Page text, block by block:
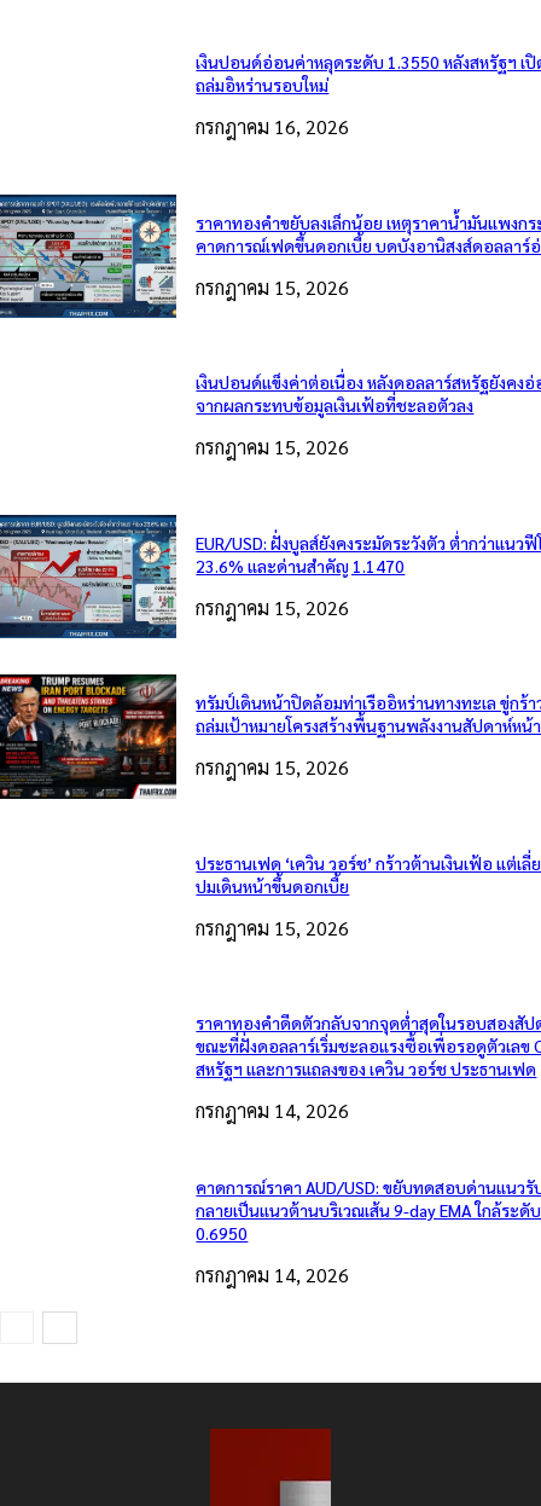
เงินปอนด์อ่อนค่าหลุดระดับ 1.3550 หลังสหรัฐฯ เ
ถล่มอิหร่านรอบใหม่
กรกฎาคม 16, 2026
ราคาทองคำขยับลงเล็กน้อย เหตุราคาน้ำมันแพงก
คาดการณ์เฟดขึ้นดอกเบี้ย บดบังอานิสงส์ดอลลาร์
กรกฎาคม 15, 2026
เงินปอนด์แข็งค่าต่อเนื่อง หลังดอลลาร์สหรัฐยังคง
จากผลกระทบข้อมูลเงินเฟ้อที่ชะลอตัวลง
กรกฎาคม 15, 2026
EUR/USD: ฝั่งบูลส์ยังคงระมัดระวังตัว ต่ำกว่าแนว
23.6% และด่านสำคัญ 1.1470
กรกฎาคม 15, 2026
ทรัมป์เดินหน้าปิดล้อมท่าเรืออิหร่านทางทะเล ขู่กร้า
ถล่มเป้าหมายโครงสร้างพื้นฐานพลังงานสัปดาห์หน้า
กรกฎาคม 15, 2026
ประธานเฟด ‘เควิน วอร์ช’ กร้าวต้านเงินเฟ้อ แต่เลี่
ปมเดินหน้าขึ้นดอกเบี้ย
กรกฎาคม 15, 2026
ราคาทองคำดีดตัวกลับจากจุดต่ำสุดในรอบสองสัป
ขณะที่ฝั่งดอลลาร์เริ่มชะลอแรงซื้อเพื่อรอดูตัวเลข
สหรัฐฯ และการแถลงของ เควิน วอร์ช ประธานเฟด
กรกฎาคม 14, 2026
คาดการณ์ราคา AUD/USD: ขยับทดสอบด่านแนวรั
กลายเป็นแนวต้านบริเวณเส้น 9-day EMA ใกล้ระดับ
0.6950
กรกฎาคม 14, 2026